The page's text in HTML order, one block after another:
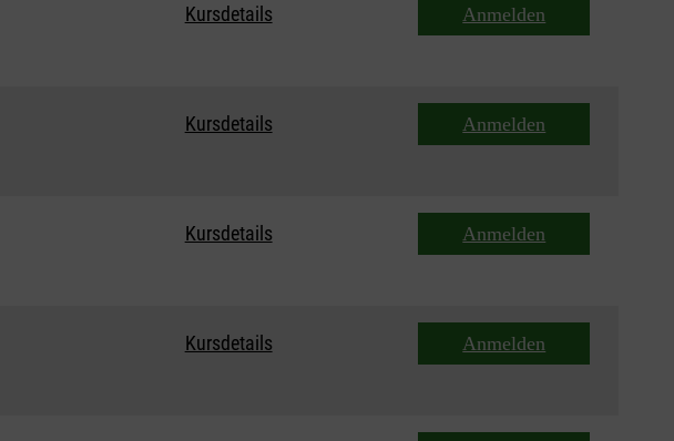
Kursdetails Anmelden
Kursdetails Anmelden
Kursdetails Anmelden
Kursdetails Anmelden